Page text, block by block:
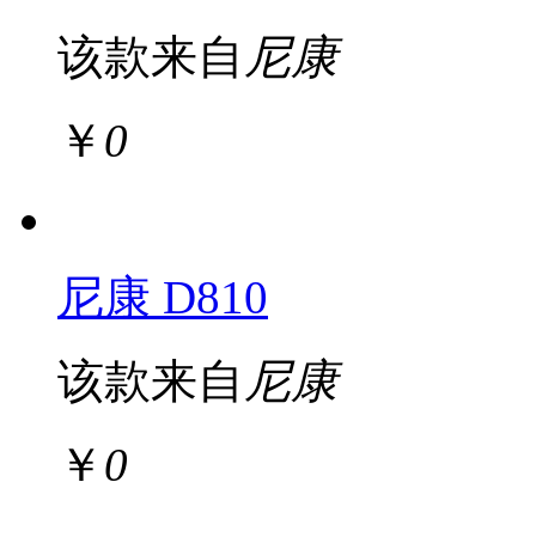
该款来自 尼康
￥ 0
尼康 D810
该款来自 尼康
￥ 0